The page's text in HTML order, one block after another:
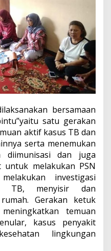
bersamaan
satu gerakan
aktif kasus TB dan
serta menemukan
dan juga
untuk melakukan PSN
investigasi
TB, menyisir dan
Gerakan ketuk
temuan
kasus penyakit
lingkungan